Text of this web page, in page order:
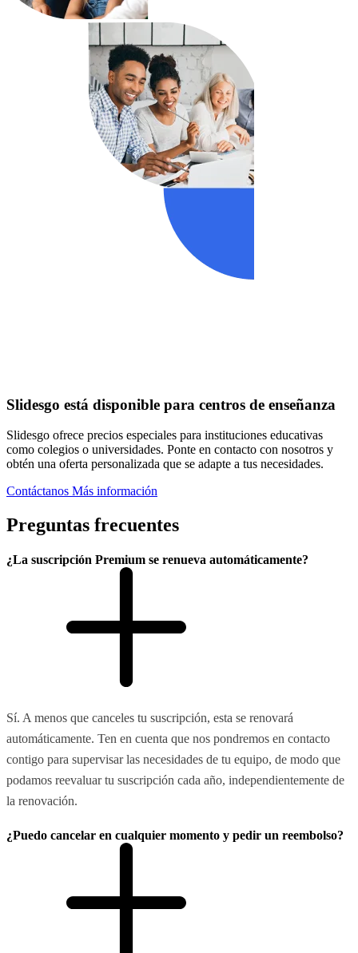
Slidesgo está disponible para centros de enseñanza
Slidesgo ofrece precios especiales para instituciones educativas
como colegios o universidades. Ponte en contacto con nosotros y
obtén una oferta personalizada que se adapte a tus necesidades.
Contáctanos Más información
Preguntas frecuentes
¿La suscripción Premium se renueva automáticamente?
Sí. A menos que canceles tu suscripción, esta se renovará
automáticamente. Ten en cuenta que nos pondremos en contacto
contigo para supervisar las necesidades de tu equipo, de modo que
podamos reevaluar tu suscripción cada año, independientemente de
la renovación.
¿Puedo cancelar en cualquier momento y pedir un reembolso?